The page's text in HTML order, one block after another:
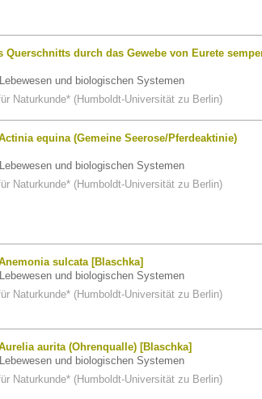
Querschnitts durch das Gewebe von Eurete
und biologischen Systemen
Naturkunde* (Humboldt-Universität zu Berlin)
equina (Gemeine Seerose/Pferdeaktinie)
und biologischen Systemen
Naturkunde* (Humboldt-Universität zu Berlin)
sulcata [Blaschka]
und biologischen Systemen
Naturkunde* (Humboldt-Universität zu Berlin)
aurita (Ohrenqualle) [Blaschka]
und biologischen Systemen
Naturkunde* (Humboldt-Universität zu Berlin)